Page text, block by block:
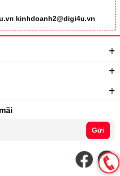
kinhdoanh2@digi4u.vn
Gửi